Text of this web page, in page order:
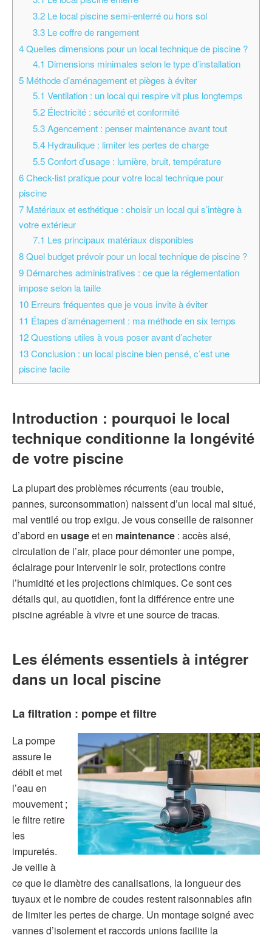
3.2Le local piscine semi-enterré ou hors sol
3.3Le coffre de rangement
4Quelles dimensions pour un local technique de piscine ?
4.1 Dimensions minimales selon le type d’installation
5 Méthode d’aménagement et pièges à éviter
5.1 Ventilation : un local qui respire vit plus longtemps
5.2Électricité : sécurité et conformité
5.3Agencement : penser maintenance avant tout
5.4Hydraulique : limiter les pertes de charge
5.5Confort d’usage : lumière, bruit, température
6Check-list pratique pour votre local technique pour
piscine
7 Matériaux et esthétique : choisir un local qui s’intègre à
votre extérieur
7.1 Les principaux matériaux disponibles
8Quel budget prévoir pour un local technique de piscine ?
9 Démarches administratives : ce que la réglementation
impose selon la taille
10 Erreurs fréquentes que je vous invite à éviter
11 Étapes d’aménagement : ma méthode en six temps
12Questions utiles à vous poser avant d’acheter
13Conclusion : un local piscine bien pensé, c’est une
piscine facile
Introduction : pourquoi le local
technique conditionne la longévité
de votre piscine
La plupart des problèmes récurrents (eau trouble,
pannes, surconsommation) naissent d’un local mal situé,
mal ventilé ou trop exigu. Je vous conseille de raisonner
d’abord en usageet en maintenance : accès aisé,
circulation de l’air, place pour démonter une pompe,
éclairage pour intervenir le soir, protections contre
l’humidité et les projections chimiques. Ce sont ces
détails qui, au quotidien, font la différence entre une
piscine agréable à vivre et une source de tracas.
Les éléments essentiels à intégrer
dans un local piscine
La filtration : pompeetfiltre
La pompe
assure le
débit et met
l’eau en
mouvement ;
le filtre retire
les
impuretés.
Je veille à
ce que le diamètre des canalisations, la longueur des
tuyaux et le nombre de coudes restent raisonnables afin
de limiter les pertes de charge. Un montage soigné avec
vannes d’isolement et raccords unions facilite la